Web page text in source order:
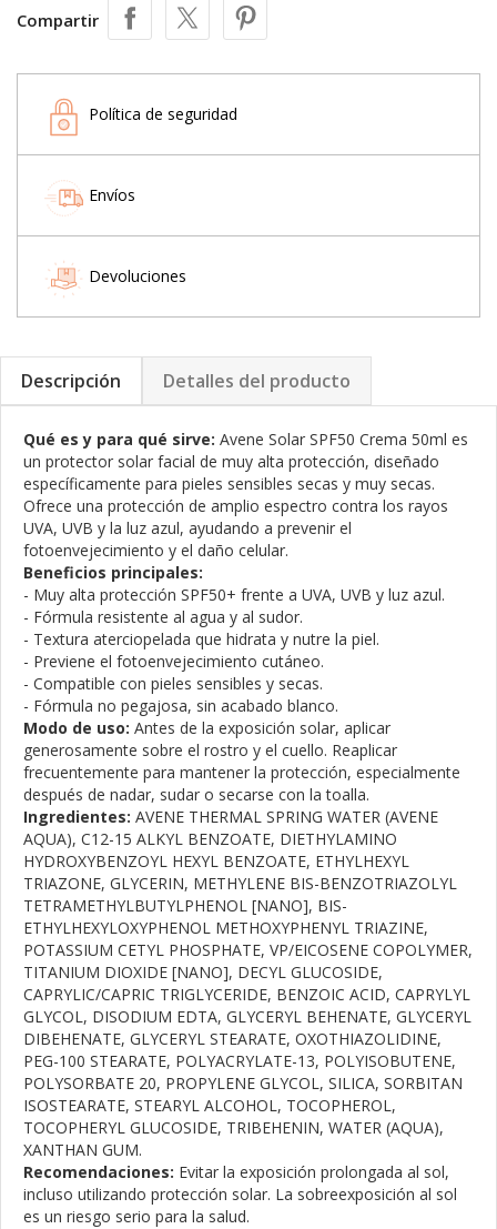
Compartir
Política de seguridad
Envíos
Devoluciones
Descripción Detalles del producto
Qué es y para qué sirve: Avene Solar SPF50 Crema 50ml es
un protector solar facial de muy alta protección, diseñado
específicamente para pieles sensibles secas y muy secas.
Ofrece una protección de amplio espectro contra los rayos
UVA, UVB y la luz azul, ayudando a prevenir el
fotoenvejecimiento y el daño celular.
Beneficios principales:
- Muy alta protección SPF50+ frente a UVA, UVB y luz azul.
- Fórmula resistente al agua y al sudor.
- Textura aterciopelada que hidrata y nutre la piel.
- Previene el fotoenvejecimiento cutáneo.
- Compatible con pieles sensibles y secas.
- Fórmula no pegajosa, sin acabado blanco.
Modo de uso: Antes de la exposición solar, aplicar
generosamente sobre el rostro y el cuello. Reaplicar
frecuentemente para mantener la protección, especialmente
después de nadar, sudar o secarse con la toalla.
Ingredientes: AVENE THERMAL SPRING WATER (AVENE
AQUA), C12-15 ALKYL BENZOATE, DIETHYLAMINO
HYDROXYBENZOYL HEXYL BENZOATE, ETHYLHEXYL
TRIAZONE, GLYCERIN, METHYLENE BIS-BENZOTRIAZOLYL
TETRAMETHYLBUTYLPHENOL [NANO], BIS-
ETHYLHEXYLOXYPHENOL METHOXYPHENYL TRIAZINE,
POTASSIUM CETYL PHOSPHATE, VP/EICOSENE COPOLYMER,
TITANIUM DIOXIDE [NANO], DECYL GLUCOSIDE,
CAPRYLIC/CAPRIC TRIGLYCERIDE, BENZOIC ACID, CAPRYLYL
GLYCOL, DISODIUM EDTA, GLYCERYL BEHENATE, GLYCERYL
DIBEHENATE, GLYCERYL STEARATE, OXOTHIAZOLIDINE,
PEG-100 STEARATE, POLYACRYLATE-13, POLYISOBUTENE,
POLYSORBATE 20, PROPYLENE GLYCOL, SILICA, SORBITAN
ISOSTEARATE, STEARYL ALCOHOL, TOCOPHEROL,
TOCOPHERYL GLUCOSIDE, TRIBEHENIN, WATER (AQUA),
XANTHAN GUM.
Recomendaciones: Evitar la exposición prolongada al sol,
incluso utilizando protección solar. La sobreexposición al sol
es un riesgo serio para la salud.